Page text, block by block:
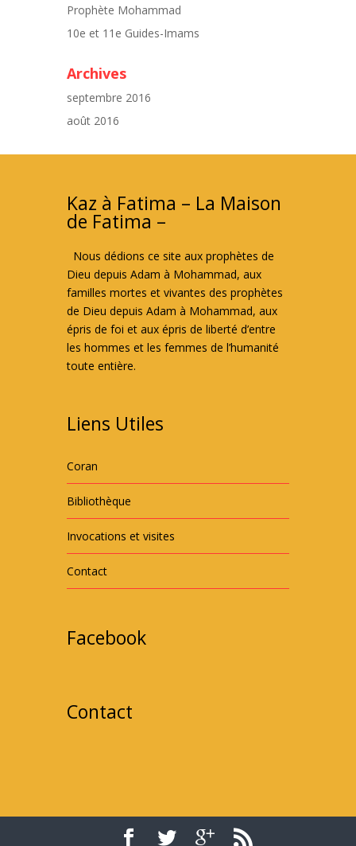
Prophète Mohammad
10e et 11e Guides-Imams
Archives
septembre 2016
août 2016
Kaz à Fatima – La Maison
de Fatima –
Nous dédions ce site aux prophètes de
Dieu depuis Adam à Mohammad, aux
familles mortes et vivantes des prophètes
de Dieu depuis Adam à Mohammad, aux
épris de foi et aux épris de liberté d’entre
les hommes et les femmes de l’humanité
toute entière.
Liens Utiles
Coran
Bibliothèque
Invocations et visites
Contact
Facebook
Contact